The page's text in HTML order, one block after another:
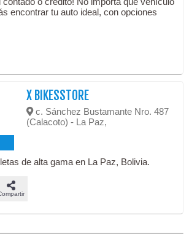
encontrar tu auto ideal, con opciones
X BIKESSTORE
c. Sánchez Bustamante Nro. 487
(Calacoto) - La Paz,
de alta gama en La Paz, Bolivia.